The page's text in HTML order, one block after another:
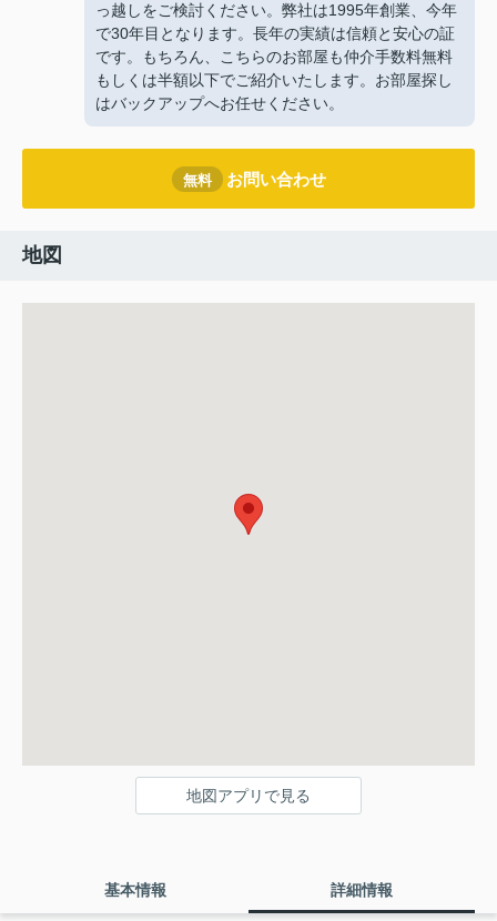
っ越しをご検討ください。弊社は1995年創業、今年
で30年目となります。長年の実績は信頼と安心の証
です。もちろん、こちらのお部屋も仲介手数料無料
もしくは半額以下でご紹介いたします。お部屋探し
はバックアップへお任せください。
無料 お問い合わせ
地図
地図アプリで見る
基本情報 詳細情報